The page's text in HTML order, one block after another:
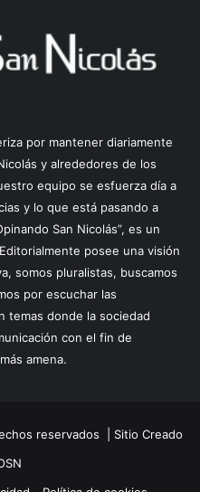
por mantener diariamente
y alrededores de los
equipo se esfuerza día a
y lo que está pasando a
San Nicolás”, es un
posee una visión
somos pluralistas, buscamos
por escuchar las
temas donde la sociedad
con el fin de
amena.
reservados | Sitio Creado